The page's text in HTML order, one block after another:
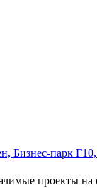
Бизнес-парк
проекты